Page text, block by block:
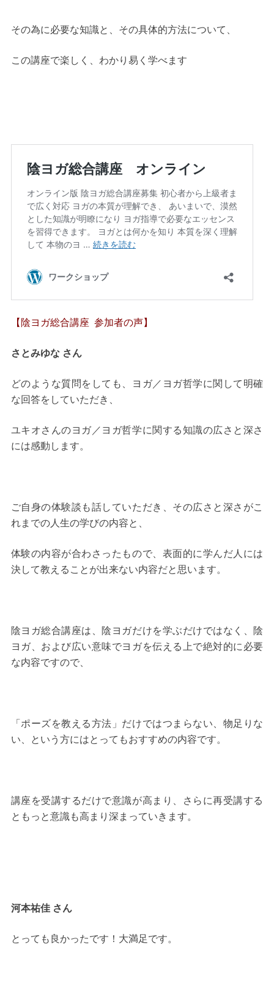
その為に必要な知識と、その具体的方法について、
この講座で楽しく、わかり易く学べます
【陰ヨガ総合講座 参加者の声】
さとみゆな さん
どのような質問をしても、ヨガ／ヨガ哲学に関して明確
な回答をしていただき、
ユキオさんのヨガ／ヨガ哲学に関する知識の広さと深さ
には感動します。
ご自身の体験談も話していただき、その広さと深さがこ
れまでの人生の学びの内容と、
体験の内容が合わさったもので、表面的に学んだ人には
決して教えることが出来ない内容だと思います。
陰ヨガ総合講座は、陰ヨガだけを学ぶだけではなく、陰
ヨガ、および広い意味でヨガを伝える上で絶対的に必要
な内容ですので、
「ポーズを教える方法」だけではつまらない、物足りな
い、という方にはとってもおすすめの内容です。
講座を受講するだけで意識が高まり、さらに再受講する
ともっと意識も高まり深まっていきます。
河本祐佳 さん
とっても良かったです！大満足です。